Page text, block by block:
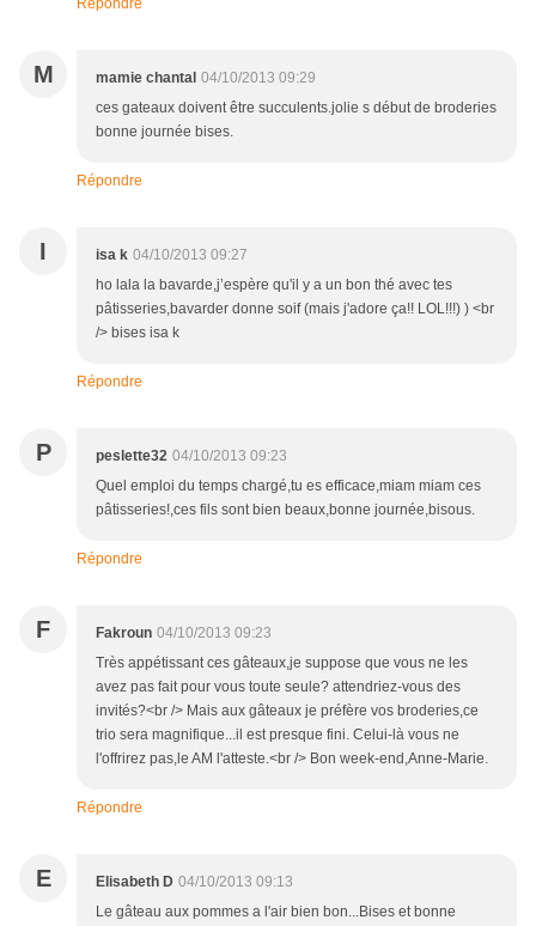
Répondre
M mamie chantal 04/10/2013 09:29
ces gateaux doivent être succulents.jolie s début de broderies
bonne journée bises.
Répondre
I isa k 04/10/2013 09:27
ho lala la bavarde,j’espère qu'il y a un bon thé avec tes
pâtisseries,bavarder donne soif (mais j'adore ça!! LOL!!!) ) <br
/> bises isa k
Répondre
P peslette32 04/10/2013 09:23
Quel emploi du temps chargé,tu es efficace,miam miam ces
pâtisseries!,ces fils sont bien beaux,bonne journée,bisous.
Répondre
F Fakroun 04/10/2013 09:23
Très appétissant ces gâteaux,je suppose que vous ne les
avez pas fait pour vous toute seule? attendriez-vous des
invités?<br /> Mais aux gâteaux je préfère vos broderies,ce
trio sera magnifique...il est presque fini. Celui-là vous ne
l'offrirez pas,le AM l'atteste.<br /> Bon week-end,Anne-Marie.
Répondre
E Elisabeth D 04/10/2013 09:13
Le gâteau aux pommes a l'air bien bon...Bises et bonne